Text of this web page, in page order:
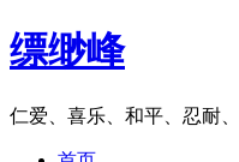
缥缈峰
仁爱、喜乐、和平、忍耐